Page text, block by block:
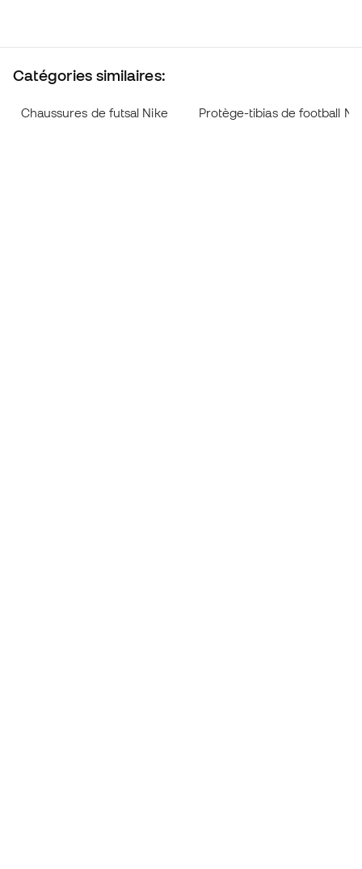
Catégories similaires:
Chaussures de futsal Nike Protège-tibias de football